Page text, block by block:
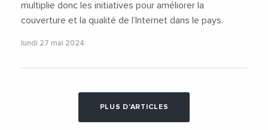
multiplie donc les initiatives pour améliorer la
couverture et la qualité de l’Internet dans le pays.
lundi 27 mai 2024
PLUS D'ARTICLES